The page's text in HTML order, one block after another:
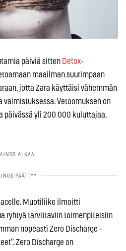
päiviä sitten Detox-
maailman suurimpaan
jotta Zara käyttäisi vähemmän
Vetoomuksen on
päivässä yli 200 000 kuluttajaa,
Muotiliike ilmoitti
ryhtyä tarvittaviin toimenpiteisiin
nopeasti Zero Discharge -
Zero Discharge on